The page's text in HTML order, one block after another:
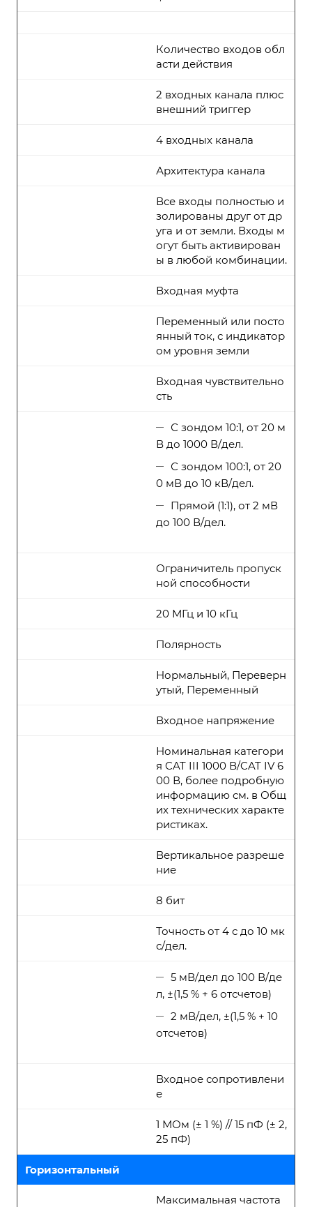
Количество входов обл
асти действия
2 входных канала плюс
внешний триггер
4 входных канала
Архитектура канала
Все входы полностью и
золированы друг от др
уга и от земли. Входы м
огут быть активирован
ы в любой комбинации.
Входная муфта
Переменный или посто
янный ток, с индикатор
ом уровня земли
Входная чувствительно
сть
С зондом 10:1, от 20 м
В до 1000 В/дел.
С зондом 100:1, от 20
0 мВ до 10 кВ/дел.
Прямой (1:1), от 2 мВ
до 100 В/дел.
Ограничитель пропуск
ной способности
20 МГц и 10 кГц
Полярность
Нормальный, Переверн
утый, Переменный
Входное напряжение
Номинальная категори
я CAT III 1000 В/CAT IV 6
00 В, более подробную
информацию см. в Общ
их технических характе
ристиках.
Вертикальное разреше
ние
8 бит
Точность от 4 с до 10 мк
с/дел.
5 мВ/дел до 100 В/де
л, ±(1,5 % + 6 отсчетов)
2 мВ/дел, ±(1,5 % + 10
отсчетов)
Входное сопротивлени
е
1 МОм (± 1 %) // 15 пФ (± 2,
25 пФ)
Горизонтальный
Максимальная частота